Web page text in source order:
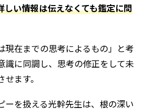
しい情報は伝えなくても鑑定に問
現在までの思考によるもの」と考
識に同調し、思考の修正をして未
ます。
ーを扱える光幹先生は、根の深い